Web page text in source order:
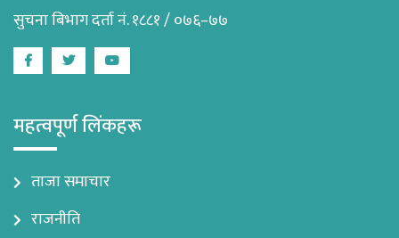
सुचना बिभाग दर्ता नं. १८८१ / ०७६–७७
FacebookTwitterYoutube
महत्वपूर्ण लिंकहरू
ताजा समाचार
राजनीति